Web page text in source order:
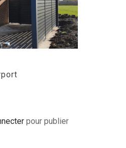
pour publier